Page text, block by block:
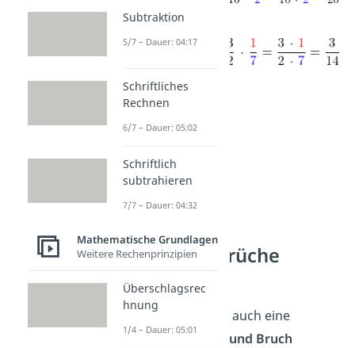
Gemischte Brüche
dividieren
Manchmal sollst du auch eine
Mischung aus Zahl und Bruch
Subtraktion
5/7 – Dauer: 04:17
Schriftliches
Rechnen
6/7 – Dauer: 05:02
Schriftlich
subtrahieren
7/7 – Dauer: 04:32
Mathematische Grundlagen
Weitere Rechenprinzipien
Überschlagsrec
hnung
1/4 – Dauer: 05:01